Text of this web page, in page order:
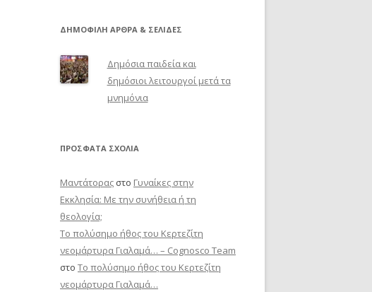
ΔΗΜΟΦΙΛΉ ΆΡΘΡΑ & ΣΕΛΊΔΕΣ
Δημόσια παιδεία και
δημόσιοι λειτουργοί μετά τα
μνημόνια
ΠΡΌΣΦΑΤΑ ΣΧΌΛΙΑ
Μαντάτορας στο Γυναίκες στην
Εκκλησία: Με την συνήθεια ή τη
θεολογία;
Το πολύσημο ήθος του Κερτεζίτη
νεομάρτυρα Γιαλαμά… – Cognosco Team
στο Το πολύσημο ήθος του Κερτεζίτη
νεομάρτυρα Γιαλαμά…